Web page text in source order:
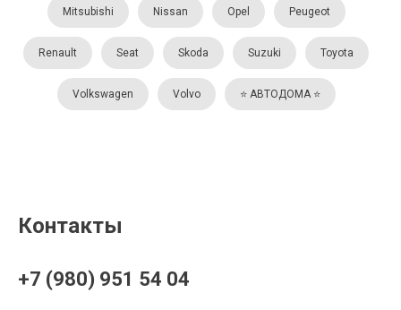
Mitsubishi Nissan Opel Peugeot
Renault Seat Skoda Suzuki Toyota
Volkswagen Volvo ⭐️ АВТОДОМА ⭐️
Контакты
+7 (980) 951 54 04